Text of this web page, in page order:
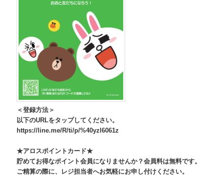
＜登録方法＞
以下のURLをタップしてください。
https://line.me/R/ti/p/%40yzl6061z
★アロスポイントカード★
貯めてお得なポイント会員になりませんか？会員料は無料です。
ご精算の際に、レジ担当者へお気軽にお申し付けください。